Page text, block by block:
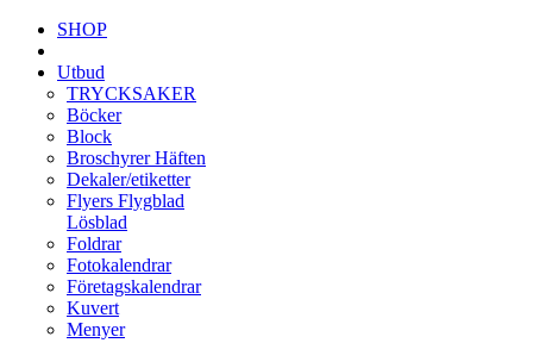
SHOP
Utbud
TRYCKSAKER
Böcker
Block
Broschyrer Häften
Dekaler/etiketter
Flyers Flygblad
Lösblad
Foldrar
Fotokalendrar
Företagskalendrar
Kuvert
Menyer